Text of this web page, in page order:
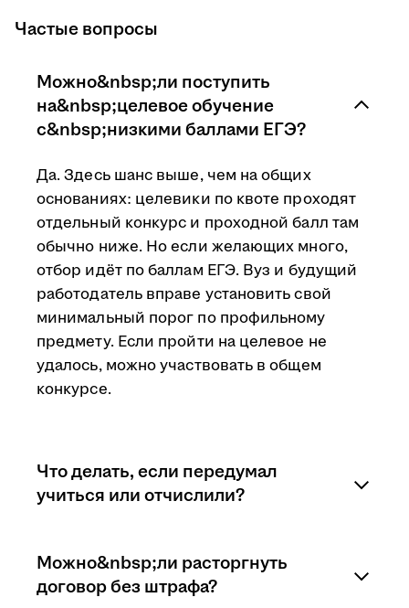
Частые вопросы
Можно&nbsp;ли поступить
на&nbsp;целевое обучение
с&nbsp;низкими баллами ЕГЭ?
Да. Здесь шанс выше, чем на общих
основаниях: целевики по квоте проходят
отдельный конкурс и проходной балл там
обычно ниже. Но если желающих много,
отбор идёт по баллам ЕГЭ. Вуз и будущий
работодатель вправе установить свой
минимальный порог по профильному
предмету. Если пройти на целевое не
удалось, можно участвовать в общем
конкурсе.
Что делать, если передумал
учиться или отчислили?
этапе учащийся расторгает договор.
Перевод на другую специальность,
Можно&nbsp;ли расторгнуть
договор без штрафа?